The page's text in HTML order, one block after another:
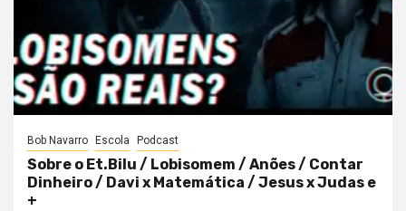
Bob Navarro Escola Podcast
Sobre o Et.Bilu / Lobisomem / Anões / Contar
Dinheiro / Davi x Matemática / Jesus x Judas e
+